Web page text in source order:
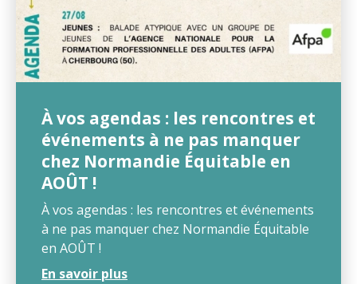
À vos agendas : les rencontres et
événements à ne pas manquer
chez Normandie Équitable en
AOÛT !
À vos agendas : les rencontres et événements
à ne pas manquer chez Normandie Équitable
en AOÛT !
En savoir plus